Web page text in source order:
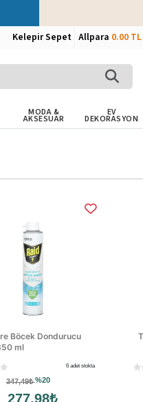
Kelepir Sepet Allpara 0.00 TL
MODA &
AKSESUAR
EV
DEKORASYON
Böcek Dondurucu
ml
6 adet stokta
347,49₺%20
277,98₺